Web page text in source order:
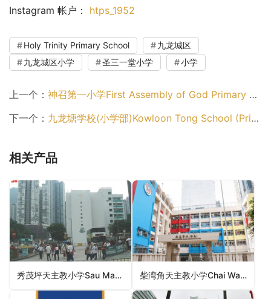
Instagram 帐户： htps_1952
Holy Trinity Primary School
九龙城区
九龙城区小学
圣三一堂小学 小学
上一个： 神召第一小学First Assembly of God Primary School（小学）
下一个： 九龙塘学校(小学部)Kowloon Tong School (Primary Section)（九龙城区小学）
相关产品
秀茂坪天主教小学Sau Mau Ping Catholic Primary School（观塘区小学） 柴湾角天主教小学Chai Wan Kok Catholic Primary School（荃湾区小学）